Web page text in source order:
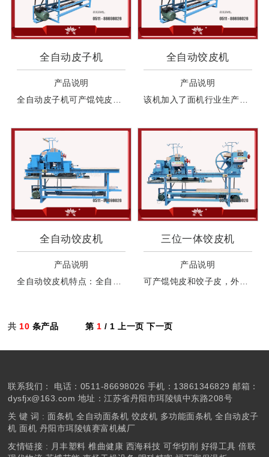
全自动皮子机
产品说明
全自动饺皮机
产品说明
全自动饺皮机
产品说明
全自动饺皮机特点：全自动皮子机占地小、省地方、适合工作环境小的地方使用，该机具有皮子机双面自动撒粉，无需人工操作，自动叠片的功能，省工省力，提高效率，扎皮上粉摊
三位一体饺皮机
产品说明
可产馄饨皮和饺子皮，外加可以生产面条，三位一体。产馄饨皮和饺子皮时可以自动双面上粉、自动叠皮。机器工作中无需人工干预。
共10 条产品 第1 / 1 上一页下一页
联系我们：
电话：0511-86698026 手机：13861346829 邮箱：
dysfjx@163.com 地址：江苏省丹阳市珥陵镇中东路208号
关 键 词 : 面条机 全自动面条机 饺皮机 多功能面条机 全自动皮子
机面机 丹阳市珥陵镇赛富机械厂
友情链接 : 月丰塑料 椎曲健康 西海科技 可华切削 好得工具 倍联